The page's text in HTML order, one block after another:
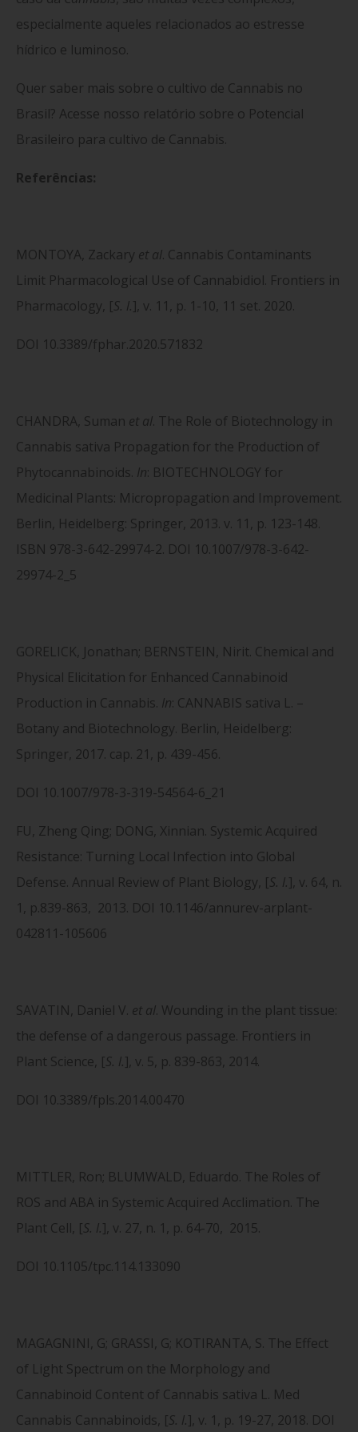
especialmente aqueles relacionados ao estresse
hídrico e luminoso.
Quer saber mais sobre o cultivo de Cannabis no
Brasil? Acesse nosso relatório sobre o Potencial
Brasileiro para cultivo de Cannabis.
Referências:
MONTOYA, Zackary et al. Cannabis Contaminants
Limit Pharmacological Use of Cannabidiol. Frontiers in
Pharmacology, [S. l.], v. 11, p. 1-10, 11 set. 2020.
DOI 10.3389/fphar.2020.571832
CHANDRA, Suman et al. The Role of Biotechnology in
Cannabis sativa Propagation for the Production of
Phytocannabinoids. In: BIOTECHNOLOGY for
Medicinal Plants: Micropropagation and Improvement.
Berlin, Heidelberg: Springer, 2013. v. 11, p. 123-148.
ISBN 978-3-642-29974-2. DOI 10.1007/978-3-642-
29974-2_5
GORELICK, Jonathan; BERNSTEIN, Nirit. Chemical and
Physical Elicitation for Enhanced Cannabinoid
Production in Cannabis. In: CANNABIS sativa L. –
Botany and Biotechnology. Berlin, Heidelberg:
Springer, 2017. cap. 21, p. 439-456.
DOI 10.1007/978-3-319-54564-6_21
FU, Zheng Qing; DONG, Xinnian. Systemic Acquired
Resistance: Turning Local Infection into Global
Defense. Annual Review of Plant Biology, [S. l.], v. 64, n.
1, p.839-863, 2013. DOI 10.1146/annurev-arplant-
042811-105606
SAVATIN, Daniel V. et al. Wounding in the plant tissue:
the defense of a dangerous passage. Frontiers in
Plant Science, [S. l.], v. 5, p. 839-863, 2014.
DOI 10.3389/fpls.2014.00470
MITTLER, Ron; BLUMWALD, Eduardo. The Roles of
ROS and ABA in Systemic Acquired Acclimation. The
Plant Cell, [S. l.], v. 27, n. 1, p. 64-70, 2015.
DOI 10.1105/tpc.114.133090
MAGAGNINI, G; GRASSI, G; KOTIRANTA, S. The Effect
of Light Spectrum on the Morphology and
Cannabinoid Content of Cannabis sativa L. Med
Cannabis Cannabinoids, [S. l.], v. 1, p. 19-27, 2018. DOI